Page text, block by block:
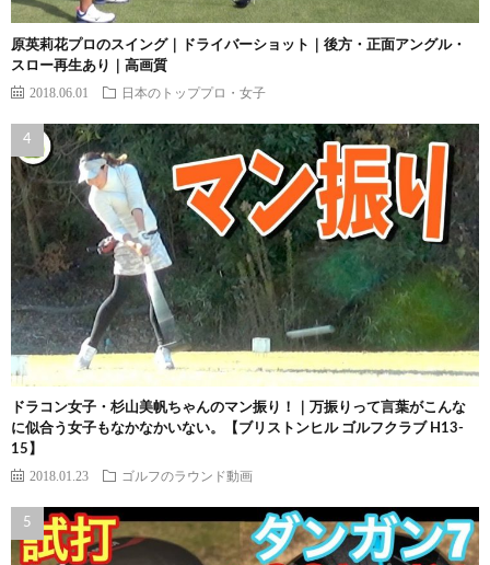
原英莉花プロのスイング｜ドライバーショット｜後方・正面アングル・
スロー再生あり｜高画質
2018.06.01 日本のトッププロ・女子
ドラコン女子・杉山美帆ちゃんのマン振り！｜万振りって言葉がこんな
に似合う女子もなかなかいない。【ブリストンヒル ゴルフクラブ H13-
15】
2018.01.23 ゴルフのラウンド動画